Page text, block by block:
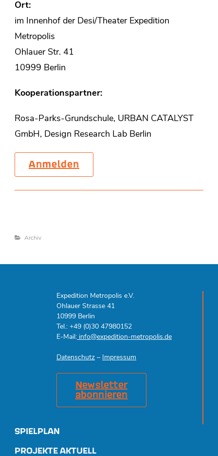
Ort:
im Innenhof der Desi/Theater Expedition
Metropolis
Ohlauer Str. 41
10999 Berlin
Kooperationspartner:
Rosa-Parks-Grundschule, URBAN CATALYST
GmbH, Design Research Lab Berlin
Anmelden
Categories
Archiv
Expedition Metropolis e.V.
Ohlauer Strasse 41
10999 Berlin
Tel.: +49 (0)30 47980152
E-Mail: info@expedition-metropolis.de
Datenschutz – Impressum
Newsletter
abonnieren
SPIELPLAN
PROJEKTE AKTUELL